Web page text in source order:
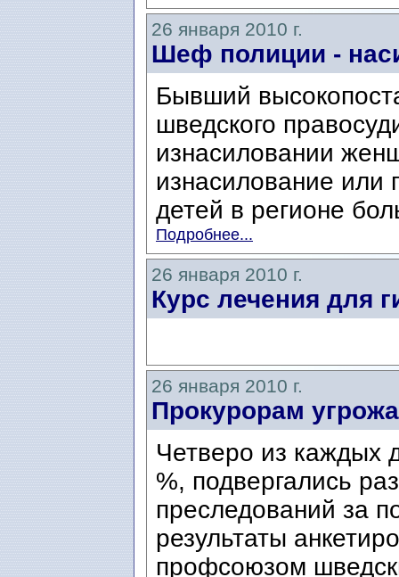
26 января 2010 г.
Шеф полиции -
Бывший
шведского
изнасиловании
изнасилование или
детей в регионе
Подробнее...
26 января 2010 г.
Курс лечения для
26 января 2010 г.
Прокурорам
Четверо из каждых
%, подвергались
преследований за
результаты
профсоюзом